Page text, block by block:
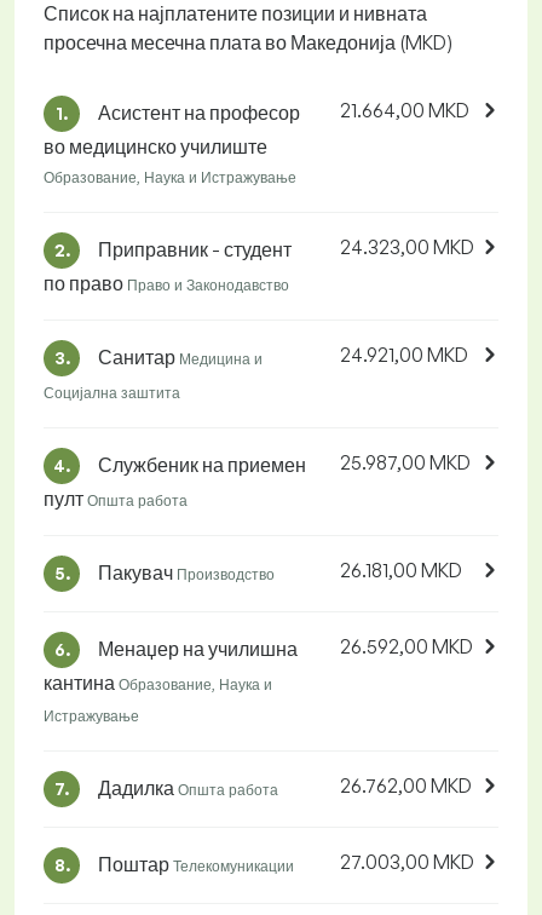
Список на најплатените позиции и нивната
просечна месечна плата во Македонија (MKD)
1.
Асистент на професор
во медицинско училиште
Образование, Наука и Истражување
21.664,00 MKD
2.
Приправник - студент
по право Право и Законодавство
24.323,00 MKD
3. Санитар Медицина и
Социјална заштита
24.921,00 MKD
4.
Службеник на приемен
пулт Општа работа
25.987,00 MKD
5. Пакувач Производство 26.181,00 MKD
6.
Менаџер на училишна
кантина Образование, Наука и
Истражување
26.592,00 MKD
7. Дадилка Општа работа 26.762,00 MKD
8. Поштар Телекомуникации 27.003,00 MKD